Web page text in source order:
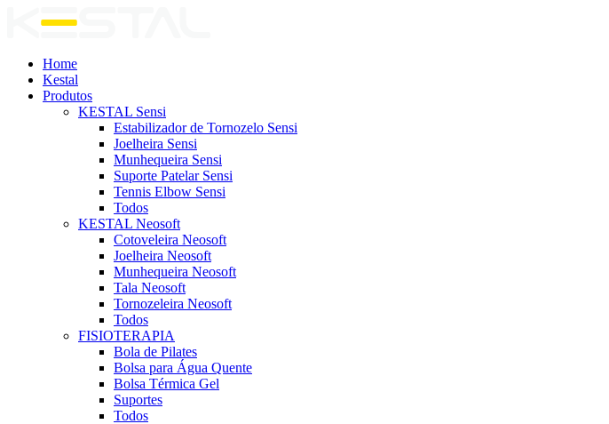
Home
Kestal
Produtos
KESTAL Sensi
Estabilizador de Tornozelo Sensi
Joelheira Sensi
Munhequeira Sensi
Suporte Patelar Sensi
Tennis Elbow Sensi
Todos
KESTAL Neosoft
Cotoveleira Neosoft
Joelheira Neosoft
Munhequeira Neosoft
Tala Neosoft
Tornozeleira Neosoft
Todos
FISIOTERAPIA
Bola de Pilates
Bolsa para Água Quente
Bolsa Térmica Gel
Suportes
Todos